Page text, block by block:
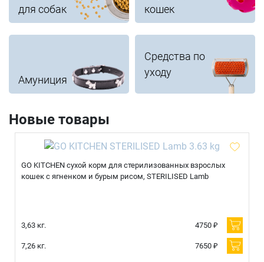
для собак
кошек
Амуниция
Средства по
уходу
Новые товары
GO KITCHEN сухой корм для стерилизованных взрослых
кошек с ягненком и бурым рисом, STERILISED Lamb
3,63 кг. 4750 ₽
7,26 кг. 7650 ₽